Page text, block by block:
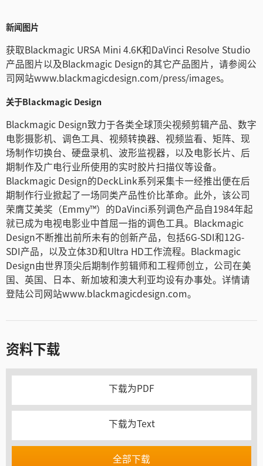
新闻图片
获取Blackmagic URSA Mini 4.6K和DaVinci Resolve Studio
产品图片以及Blackmagic Design的其它产品图片，请参阅公
司网站www.blackmagicdesign.com/press/images。
关于Blackmagic Design
Blackmagic Design致力于各类全球顶尖视频剪辑产品、数字
电影摄影机、调色工具、视频转换器、视频监看、矩阵、现
场制作切换台、硬盘录机、波形监视器，以及电影长片、后
期制作及广电行业所使用的实时胶片扫描仪等设备。
Blackmagic Design的DeckLink系列采集卡一经推出便在后
期制作行业掀起了一场同类产品性价比革命。此外，该公司
荣膺艾美奖（Emmy™）的DaVinci系列调色产品自1984年起
就已成为电视电影业中首屈一指的调色工具。Blackmagic
Design不断推出前所未有的创新产品，包括6G-SDI和12G-
SDI产品，以及立体3D和Ultra HD工作流程。Blackmagic
Design由世界顶尖后期制作剪辑师和工程师创立，公司在美
国、英国、日本、新加坡和澳大利亚均设有办事处。详情请
登陆公司网站www.blackmagicdesign.com。
资料下载
下载为PDF
下载为Text
全部下载